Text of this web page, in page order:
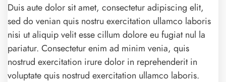
Duis aute dolor sit amet, consectetur adipiscing elit,
sed do venian quis nostru exercitation ullamco laboris
nisi ut aliquip velit esse cillum dolore eu fugiat nul la
pariatur. Consectetur enim ad minim venia, quis
nostrud exercitation irure dolor in reprehenderit in
voluptate quis nostrud exercitation ullamco laboris.